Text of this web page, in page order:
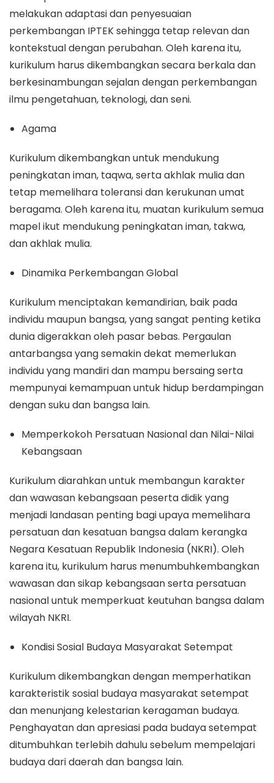
melakukan adaptasi dan penyesuaian
perkembangan IPTEK sehingga tetap relevan dan
kontekstual dengan perubahan. Oleh karena itu,
kurikulum harus dikembangkan secara berkala dan
berkesinambungan sejalan dengan perkembangan
ilmu pengetahuan, teknologi, dan seni.
Agama
Kurikulum dikembangkan untuk mendukung
peningkatan iman, taqwa, serta akhlak mulia dan
tetap memelihara toleransi dan kerukunan umat
beragama. Oleh karena itu, muatan kurikulum semua
mapel ikut mendukung peningkatan iman, takwa,
dan akhlak mulia.
Dinamika Perkembangan Global
Kurikulum menciptakan kemandirian, baik pada
individu maupun bangsa, yang sangat penting ketika
dunia digerakkan oleh pasar bebas. Pergaulan
antarbangsa yang semakin dekat memerlukan
individu yang mandiri dan mampu bersaing serta
mempunyai kemampuan untuk hidup berdampingan
dengan suku dan bangsa lain.
Memperkokoh Persatuan Nasional dan Nilai-Nilai
Kebangsaan
Kurikulum diarahkan untuk membangun karakter
dan wawasan kebangsaan peserta didik yang
menjadi landasan penting bagi upaya memelihara
persatuan dan kesatuan bangsa dalam kerangka
Negara Kesatuan Republik Indonesia (NKRI). Oleh
karena itu, kurikulum harus menumbuhkembangkan
wawasan dan sikap kebangsaan serta persatuan
nasional untuk memperkuat keutuhan bangsa dalam
wilayah NKRI.
Kondisi Sosial Budaya Masyarakat Setempat
Kurikulum dikembangkan dengan memperhatikan
karakteristik sosial budaya masyarakat setempat
dan menunjang kelestarian keragaman budaya.
Penghayatan dan apresiasi pada budaya setempat
ditumbuhkan terlebih dahulu sebelum mempelajari
budaya dari daerah dan bangsa lain.